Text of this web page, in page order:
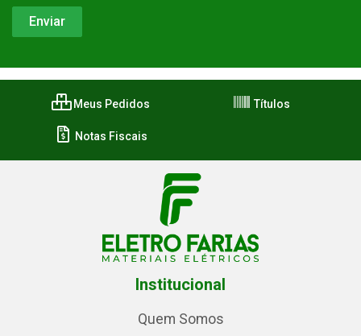
Meus Pedidos Títulos
Notas Fiscais
Institucional
Quem Somos